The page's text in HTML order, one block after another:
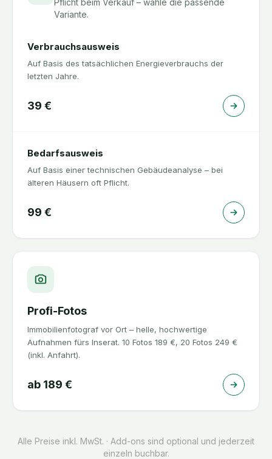
Pflicht beim Verkauf – wähle die passende
Variante.
Verbrauchsausweis
Auf Basis des tatsächlichen Energieverbrauchs der
letzten Jahre.
39 €
Bedarfsausweis
Auf Basis einer technischen Gebäudeanalyse – bei
älteren Häusern oft Pflicht.
99 €
Profi-Fotos
Immobilienfotograf vor Ort – helle, hochwertige
Aufnahmen fürs Inserat. 10 Fotos 189 €, 20 Fotos 249 €
(inkl. Anfahrt).
ab 189 €
Alle Preise inkl. MwSt. · Add-ons sind optional und jederzeit
einzeln buchbar.